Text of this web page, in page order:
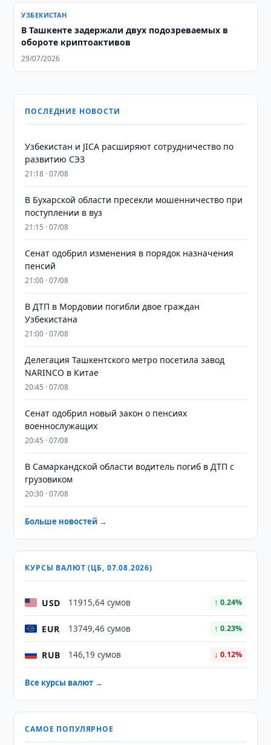
УЗБЕКИСТАН
В Ташкенте задержали двух подозреваемых в
обороте криптоактивов
29/07/2026
ПОСЛЕДНИЕ НОВОСТИ
Узбекистан и JICA расширяют сотрудничество по
развитию СЭЗ
21:18 · 07/08
В Бухарской области пресекли мошенничество при
поступлении в вуз
21:15 · 07/08
Сенат одобрил изменения в порядок назначения
пенсий
21:00 · 07/08
В ДТП в Мордовии погибли двое граждан
Узбекистана
21:00 · 07/08
Делегация Ташкентского метро посетила завод
NARINCO в Китае
20:45 · 07/08
Сенат одобрил новый закон о пенсиях
военнослужащих
20:45 · 07/08
В Самаркандской области водитель погиб в ДТП с
грузовиком
20:30 · 07/08
Больше новостей →
КУРСЫ ВАЛЮТ (ЦБ, 07.08.2026)
USD 11915,64 сумов ↑ 0.24%
EUR 13749,46 сумов ↑ 0.23%
RUB 146,19 сумов ↓ 0.12%
Все курсы валют →
САМОЕ ПОПУЛЯРНОЕ